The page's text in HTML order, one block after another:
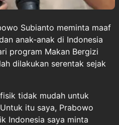
Subianto meminta maaf
anak-anak di Indonesia
program Makan Bergizi
dilakukan serentak sejak
tidak mudah untuk
itu saya, Prabowo
Indonesia saya minta